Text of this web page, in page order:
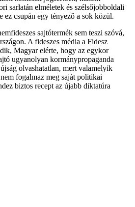
sarlatán elméletek és szélsőjobboldali
ez csupán egy tényező a sok közül.
sajtótermék sem teszi szóvá,
A fideszes média a Fidesz
Magyar elérte, hogy az egykor
ugyanolyan kormánypropaganda
olvashatatlan, mert valamelyik
fogalmaz meg saját politikai
biztos recept az újabb diktatúra